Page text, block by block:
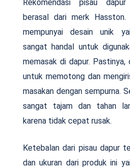
Rekomendasi pisau
berasal dari merk
mempunyai desain unik
sangat handal untuk
memasak di dapur. Pastinya,
untuk memotong dan
masakan dengan sempurna.
sangat tajam dan tahan
karena tidak cepat rusak.
Ketebalan dari pisau dapur
dan ukuran dari produk ini